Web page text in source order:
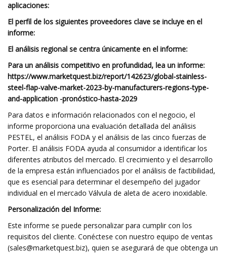
aplicaciones:
El perfil de los siguientes proveedores clave se incluye en el
informe:
El análisis regional se centra únicamente en el informe:
Para un análisis competitivo en profundidad, lea un informe:
https://www.marketquest.biz/report/142623/global-stainless-
steel-flap-valve-market-2023-by-manufacturers-regions-type-
and-application -pronóstico-hasta-2029
Para datos e información relacionados con el negocio, el
informe proporciona una evaluación detallada del análisis
PESTEL, el análisis FODA y el análisis de las cinco fuerzas de
Porter. El análisis FODA ayuda al consumidor a identificar los
diferentes atributos del mercado. El crecimiento y el desarrollo
de la empresa están influenciados por el análisis de factibilidad,
que es esencial para determinar el desempeño del jugador
individual en el mercado Válvula de aleta de acero inoxidable.
Personalización del Informe:
Este informe se puede personalizar para cumplir con los
requisitos del cliente. Conéctese con nuestro equipo de ventas
(sales@marketquest.biz), quien se asegurará de que obtenga un